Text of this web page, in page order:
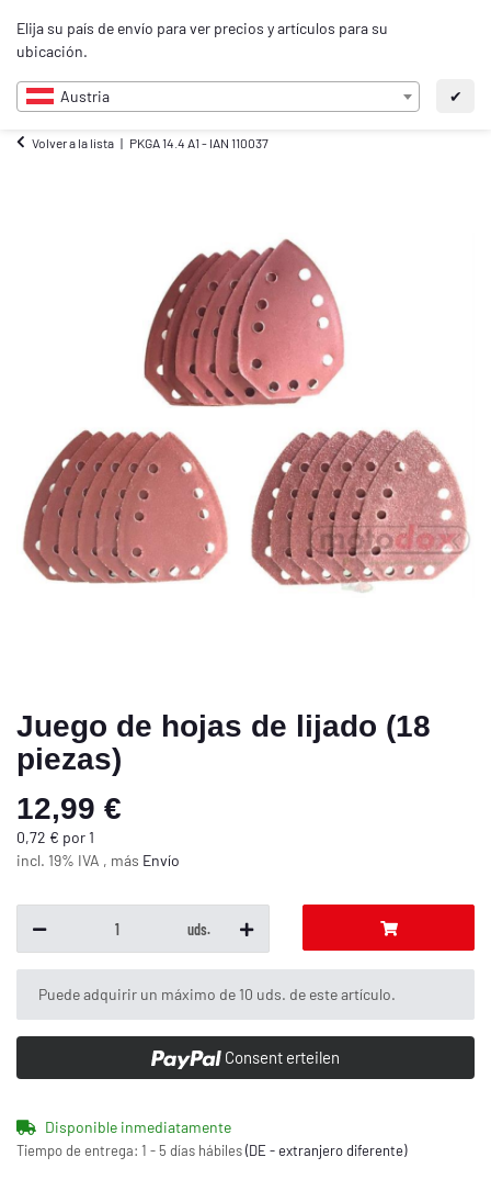
Elija su país de envío para ver precios y artículos para su
ubicación.
Austria ✔
ES
Volver a la lista PKGA 14.4 A1 - IAN 110037
Juego de hojas de lijado (18
piezas)
12,99 €
0,72 € por 1
incl. 19% IVA , más Envío
uds.
x
Puede adquirir un máximo de 10 uds. de este artículo.
Consent erteilen
Disponible inmediatamente
Tiempo de entrega: 1 - 5 días hábiles(DE - extranjero diferente)